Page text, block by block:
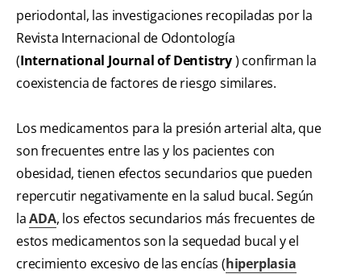
periodontal, las investigaciones recopiladas por la
Revista Internacional de Odontología
(International Journal of Dentistry) confirman la
coexistencia de factores de riesgo similares.
Los medicamentos para la presión arterial alta, que
son frecuentes entre las y los pacientes con
obesidad, tienen efectos secundarios que pueden
repercutir negativamente en la salud bucal. Según
laADA, los efectos secundarios más frecuentes de
estos medicamentos son la sequedad bucal y el
crecimiento excesivo de las encías (hiperplasia